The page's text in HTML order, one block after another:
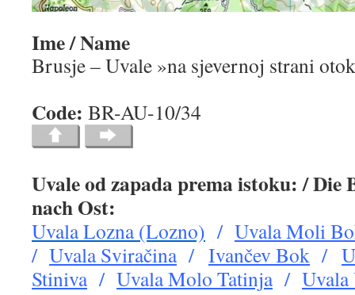
Ime / Name
Brusje – Uvale »na sjevernoj strani
Code: BR-AU-
Uvale od zapada prema istoku: / Die
nach Ost:
Uvala Lozna (Lozno) / Uvala Moli
/ Uvala Sviračina/ Ivančev Bok /
Stiniva/ Uvala Molo Tatinja/ Uvala